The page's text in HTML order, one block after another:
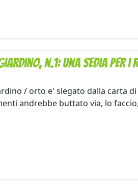
n.1: una sedia per i
/ orto e' slegato dalla carta
andrebbe buttato via, lo